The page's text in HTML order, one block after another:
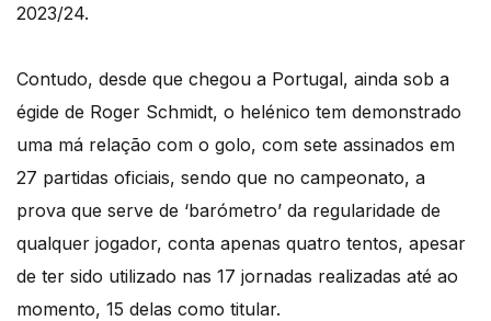
2023/24.
Contudo, desde que chegou a Portugal, ainda sob a
égide de Roger Schmidt, o helénico tem demonstrado
uma má relação com o golo, com sete assinados em
27 partidas oficiais, sendo que no campeonato, a
prova que serve de ‘barómetro’ da regularidade de
qualquer jogador, conta apenas quatro tentos, apesar
de ter sido utilizado nas 17 jornadas realizadas até ao
momento, 15 delas como titular.